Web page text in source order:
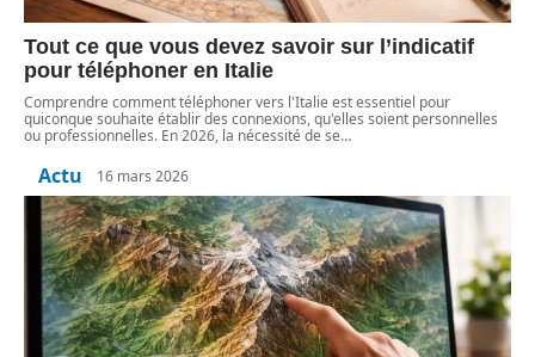
Tout ce que vous devez savoir sur l’indicatif
pour téléphoner en Italie
Comprendre comment téléphoner vers l'Italie est essentiel pour
quiconque souhaite établir des connexions, qu'elles soient personnelles
ou professionnelles. En 2026, la nécessité de se…
Actu 16 mars 2026